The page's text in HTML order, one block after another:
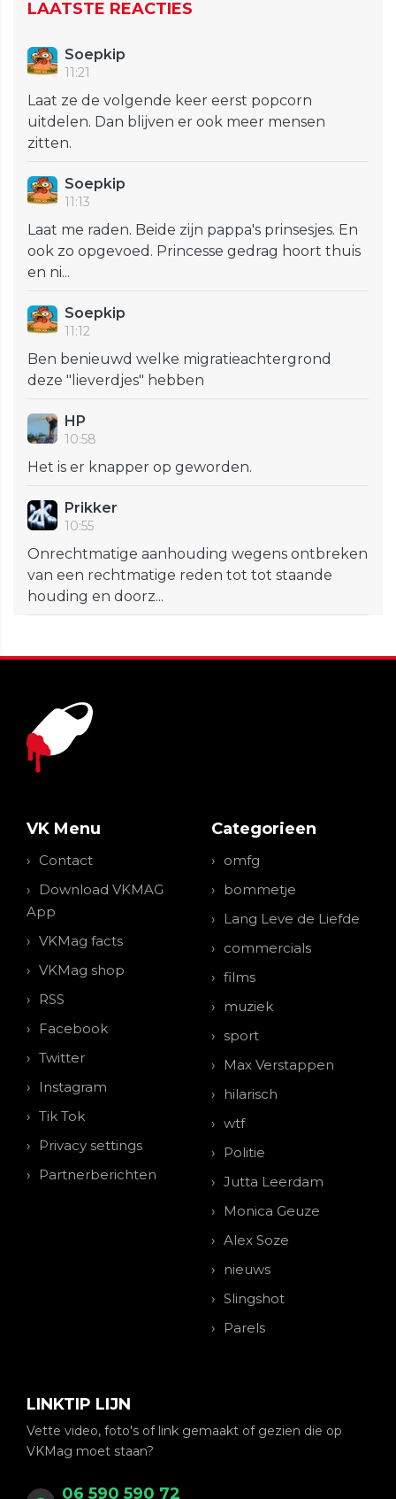
LAATSTE REACTIES
Soepkip
11:21
Laat ze de volgende keer eerst popcorn
uitdelen. Dan blijven er ook meer mensen
zitten.
Soepkip
11:13
Laat me raden. Beide zijn pappa's prinsesjes. En
ook zo opgevoed. Princesse gedrag hoort thuis
en ni...
Soepkip
11:12
Ben benieuwd welke migratieachtergrond
deze "lieverdjes" hebben
HP
10:58
Het is er knapper op geworden.
Prikker
10:55
Onrechtmatige aanhouding wegens ontbreken
van een rechtmatige reden tot tot staande
houding en doorz...
VK Menu
Contact
Download VKMAG
App
VKMag facts
VKMag shop
RSS
Facebook
Twitter
Instagram
Tik Tok
Privacy settings
Partnerberichten
Categorieen
omfg
bommetje
Lang Leve de Liefde
commercials
films
muziek
sport
Max Verstappen
hilarisch
wtf
Politie
Jutta Leerdam
Monica Geuze
Alex Soze
nieuws
Slingshot
Parels
LINKTIP LIJN
Vette video, foto's of link gemaakt of gezien die op
VKMag moet staan?
06 590 590 72